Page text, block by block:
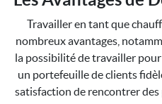
Travailler en tant que
nombreux avantages,
la possibilité de travailler
un portefeuille de clients
satisfaction de rencontrer des